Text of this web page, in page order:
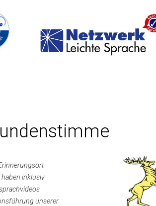
inklusiv
unserer